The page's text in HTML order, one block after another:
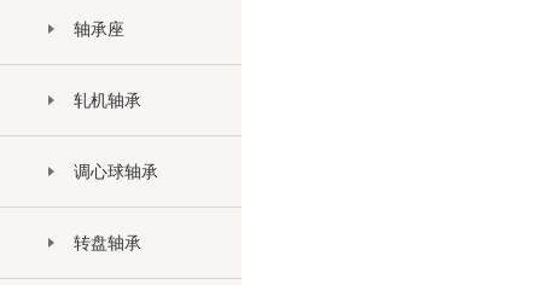
轴承座
轧机轴承
调心球轴承
转盘轴承